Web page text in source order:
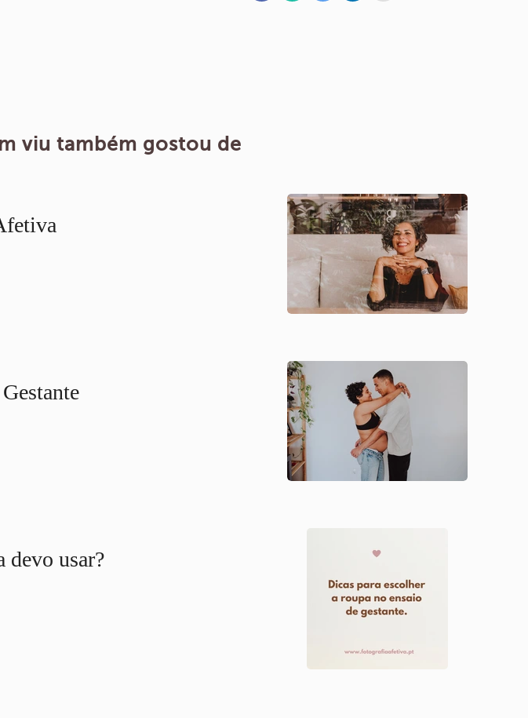
viu também gostou de
devo usar?